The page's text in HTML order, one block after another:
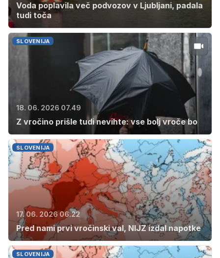
Voda poplavila več podvozov v Ljubljani, padala
tudi toča
SLOVENIJA
18. 06. 2026 07.49
Z vročino prišle tudi nevihte: vse bolj vroče bo
SLOVENIJA
17. 06. 2026 06.22
Pred nami prvi vročinski val, NIJZ izdal napotke
SLOVENIJA